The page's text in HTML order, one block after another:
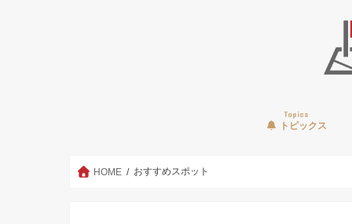
Topics
トピックス
HOME おすすめスポット